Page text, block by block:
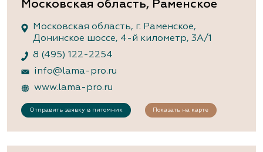
Московская область, Раменское
Московская область, г. Раменское,
Донинское шоссе, 4-й километр, 3А/1
8 (495) 122-2254
info@lama-pro.ru
www.lama-pro.ru
Отправить заявку в питомник Показать на карте